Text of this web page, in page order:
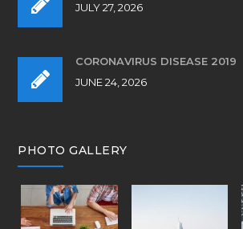
JULY 27, 2026
CORONAVIRUS DISEASE 2019
JUNE 24, 2026
PHOTO GALLERY